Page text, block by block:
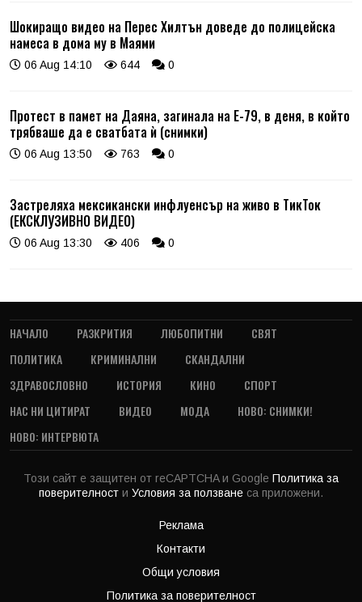
Шокиращо видео на Перес Хилтън доведе до полицейска
намеса в дома му в Маями
06 Aug 14:10 644 0
Протест в памет на Даяна, загинала на Е-79, в деня, в който
трябваше да е сватбата ѝ (снимки)
06 Aug 13:50 763 0
Застреляха мексикански инфлуенсър на живо в ТикТок
(ЕКСКЛУЗИВНО ВИДЕО)
06 Aug 13:30 406 0
НАЧАЛО РАЗКРИТИЯ ЛЮБОПИТНИ
СВЯТ
ПОЛИТИКА
КРИМИНАЛНИ
СКАНДАЛНИ
ЗДРАВОСЛОВНО
ИСТОРИЯ КИНО
СПОРТ
НАС НИ ЦИТИРАТ
ВИДЕО МОДА
НОВО: СНИМКИ!
НОВО: ИНТЕРВЮТА
Този сайт е защитен от reCAPTCHA и Google Политика за
поверителност и Условия за ползване са приложени.
Реклама
Контакти
Общи условия
Политика за поверителност